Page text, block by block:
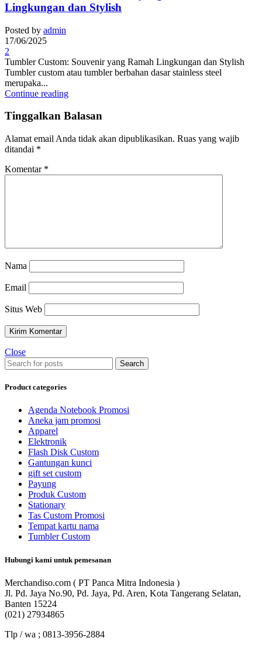
Lingkungan dan Stylish
Posted by admin
17/06/2025
2
Tumbler Custom: Souvenir yang Ramah Lingkungan dan Stylish
Tumbler custom atau tumbler berbahan dasar stainless steel
merupaka...
Continue reading
Tinggalkan Balasan
Alamat email Anda tidak akan dipublikasikan. Ruas yang wajib
ditandai *
Komentar *
Nama
Email
Situs Web
Close
Search
Product categories
Agenda Notebook Promosi
Aneka jam promosi
Apparel
Elektronik
Flash Disk Custom
Gantungan kunci
gift set custom
Payung
Produk Custom
Stationary
Tas Custom Promosi
Tempat kartu nama
Tumbler Custom
Hubungi kami untuk pemesanan
Merchandiso.com ( PT Panca Mitra Indonesia )
Jl. Pd. Jaya No.90, Pd. Jaya, Pd. Aren, Kota Tangerang Selatan,
Banten 15224
(021) 27934865
Tlp / wa ; 0813-3956-2884